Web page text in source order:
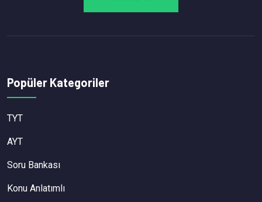
Popüler Kategoriler
TYT
AYT
Soru Bankası
Konu Anlatımlı